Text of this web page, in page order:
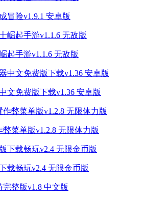
冒险v1.9.1 安卓版
起手游v1.1.6 无敌版
文免费版下载v1.36 安卓版
菜单版v1.2.8 无限体力版
载畅玩v2.4 无限金币版